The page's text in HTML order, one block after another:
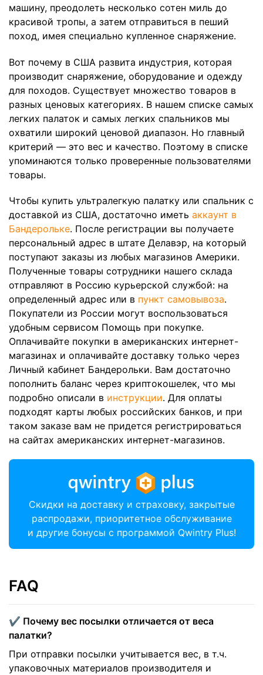
машину, преодолеть несколько сотен миль до
красивой тропы, а затем отправиться в пеший
поход, имея специально купленное снаряжение.
Вот почему в США развита индустрия, которая
производит снаряжение, оборудование и одежду
для походов. Существует множество товаров в
разных ценовых категориях. В нашем списке самых
легких палаток и самых легких спальников мы
охватили широкий ценовой диапазон. Но главный
критерий — это вес и качество. Поэтому в списке
упоминаются только проверенные пользователями
товары.
Чтобы купить ультралегкую палатку или спальник с
доставкой из США, достаточно иметь аккаунт в
Бандерольке. После регистрации вы получаете
персональный адрес в штате Делавэр, на который
поступают заказы из любых магазинов Америки.
Полученные товары сотрудники нашего склада
отправляют в Россию курьерской службой: на
определенный адрес или в пункт самовывоза.
Покупатели из России могут воспользоваться
удобным сервисом Помощь при покупке.
Оплачивайте покупки в американских интернет-
магазинах и оплачивайте доставку только через
Личный кабинет Бандерольки. Вам достаточно
пополнить баланс через криптокошелек, что мы
подробно описали в инструкции. Для оплаты
подходят карты любых российских банков, и при
таком заказе вам не придется регистрироваться
на сайтах американских интернет-магазинов.
Скидки на доставку и страховку, закрытые
распродажи, приоритетное обслуживание
и другие бонусы с программой Qwintry Plus!
FAQ
✔️ Почему вес посылки отличается от веса
палатки?
При отправки посылки учитывается вес, в т.ч.
упаковочных материалов производителя и